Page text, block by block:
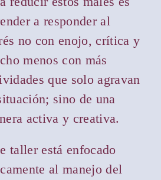
a responder al
no con enojo, crítica y
menos con más
que solo agravan
sino de una
activa y creativa.
taller está enfocado
al manejo del